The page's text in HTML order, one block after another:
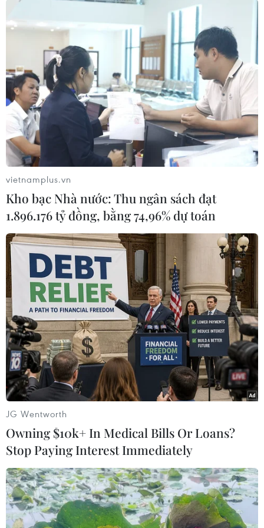
TIN LIÊN QUAN
Đề nghị chưa điều chỉnh giá dịch vụ ngoài
bảo hiểm y tế
08/05/2019 10:39
Theo Bộ Y tế, việc thực hiện mức giá theo Thông tư số
37/2018/TT-BYT chỉ tác động đến khoảng 12% dân số
chưa tham gia bảo hiểm y tế và làm giảm CPI (chỉ số
giá tiêu dùng) tại nhiều tỉnh.
vietnamplus.vn
Kho bạc Nhà nước: Thu ngân sách đạt
1.896.176 tỷ đồng, bằng 74,96% dự toán
JG Wentworth
Owning $10k+ In Medical Bills Or Loans?
Stop Paying Interest Immediately